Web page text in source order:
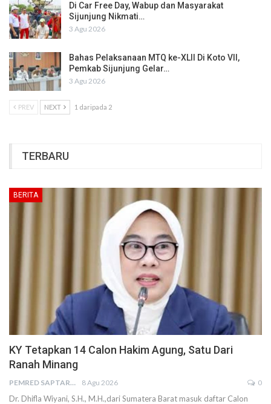
Di Car Free Day, Wabup dan Masyarakat
Sijunjung Nikmati…
3 Agu 2026
Bahas Pelaksanaan MTQ ke-XLII Di Koto VII,
Pemkab Sijunjung Gelar…
3 Agu 2026
PREV NEXT 1 daripada 2
TERBARU
BERITA
KY Tetapkan 14 Calon Hakim Agung, Satu Dari
Ranah Minang
PEMRED SAPTARIUS 8 Agu 2026 0
Dr. Dhifla Wiyani, S.H., M.H.,dari Sumatera Barat masuk daftar Calon